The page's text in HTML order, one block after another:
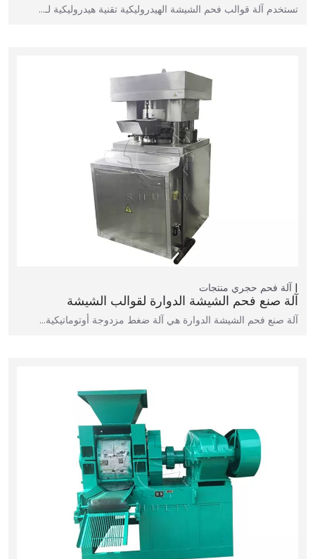
تستخدم آلة قوالب فحم الشيشة الهيدروليكية تقنية هيدروليكية لـ…
آلة فحم حجري منتجات
آلة صنع فحم الشيشة الدوارة لقوالب الشيشة
آلة صنع فحم الشيشة الدوارة هي آلة ضغط مزدوجة أوتوماتيكية…